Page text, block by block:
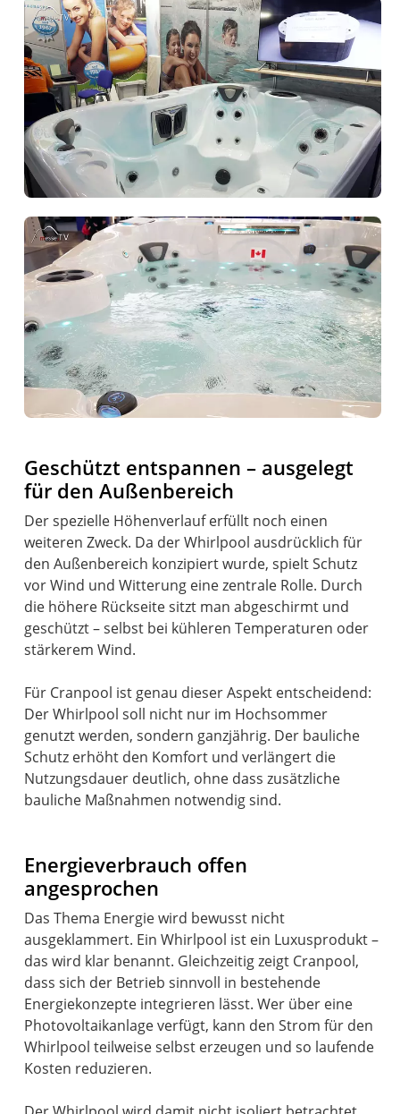
Geschützt entspannen – ausgelegt
für den Außenbereich
Der spezielle Höhenverlauf erfüllt noch einen
weiteren Zweck. Da der Whirlpool ausdrücklich für
den Außenbereich konzipiert wurde, spielt Schutz
vor Wind und Witterung eine zentrale Rolle. Durch
die höhere Rückseite sitzt man abgeschirmt und
geschützt – selbst bei kühleren Temperaturen oder
stärkerem Wind.
Für Cranpool ist genau dieser Aspekt entscheidend:
Der Whirlpool soll nicht nur im Hochsommer
genutzt werden, sondern ganzjährig. Der bauliche
Schutz erhöht den Komfort und verlängert die
Nutzungsdauer deutlich, ohne dass zusätzliche
bauliche Maßnahmen notwendig sind.
Energieverbrauch offen
angesprochen
Das Thema Energie wird bewusst nicht
ausgeklammert. Ein Whirlpool ist ein Luxusprodukt –
das wird klar benannt. Gleichzeitig zeigt Cranpool,
dass sich der Betrieb sinnvoll in bestehende
Energiekonzepte integrieren lässt. Wer über eine
Photovoltaikanlage verfügt, kann den Strom für den
Whirlpool teilweise selbst erzeugen und so laufende
Kosten reduzieren.